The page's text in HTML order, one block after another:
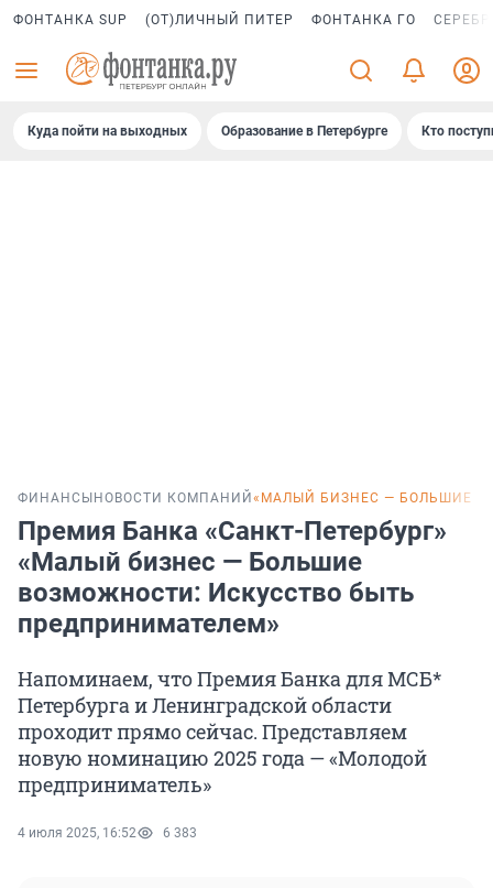
ФОНТАНКА SUP (ОТ)ЛИЧНЫЙ ПИТЕР ФОНТАНКА ГО
Куда пойти на выходных Образование в Петербурге Кто
ФИНАНСЫ НОВОСТИ КОМПАНИЙ «МАЛЫЙ БИЗНЕС — БОЛЬШИЕ
Премия Банка «Санкт-Петербург»
«Малый бизнес — Большие
возможности: Искусство быть
предпринимателем»
Напоминаем, что Премия Банка для МСБ*
Петербурга и Ленинградской области
проходит прямо сейчас. Представляем
новую номинацию 2025 года — «Молодой
предприниматель»
4 июля 2025, 16:52 6 383